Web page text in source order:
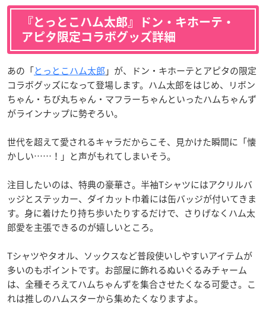
『とっとこハム太郎』ドン・キホーテ・
アピタ限定コラボグッズ詳細
あの「とっとこハム太郎 」が、ドン・キホーテとアピタの限定
コラボグッズになって登場します。ハム太郎をはじめ、リボン
ちゃん・ちび丸ちゃん・マフラーちゃんといったハムちゃんず
がラインナップに勢ぞろい。
世代を超えて愛されるキャラだからこそ、見かけた瞬間に「懐
かしい……！」と声がもれてしまいそう。
注目したいのは、特典の豪華さ。半袖Tシャツにはアクリルバ
ッジとステッカー、ダイカット巾着には缶バッジが付いてきま
す。身に着けたり持ち歩いたりするだけで、さりげなくハム太
郎愛を主張できるのが嬉しいところ。
Tシャツやタオル、ソックスなど普段使いしやすいアイテムが
多いのもポイントです。お部屋に飾れるぬいぐるみチャーム
は、全種そろえてハムちゃんずを集合させたくなる可愛さ。こ
れは推しのハムスターから集めたくなりますよ。